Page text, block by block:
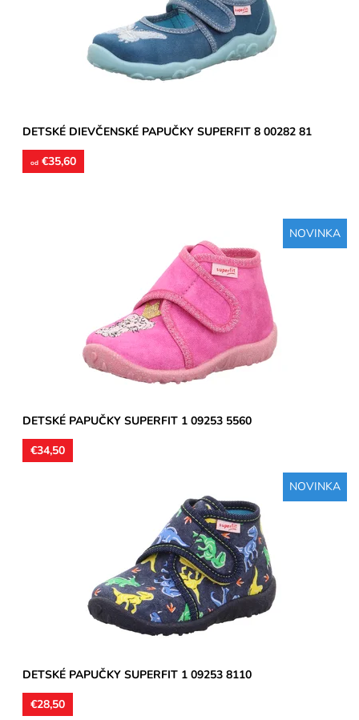
Superfit
2 roky
DETSKÉ DIEVČENSKÉ PAPUČKY SUPERFIT 8 00282 81
od €35,60
NOVINKA
Domáca členková obuv určená pre stredne široké a užšie
Superfit
2 roky
DETSKÉ PAPUČKY SUPERFIT 1 09253 5560
€34,50
NOVINKA
Domáca členková obuv určená pre stredne široké a užšie
chodidlá. Materiál - textil. Výrobca garantuje, že podrážky...
Superfit
2 roky
DETSKÉ PAPUČKY SUPERFIT 1 09253 8110
€28,50